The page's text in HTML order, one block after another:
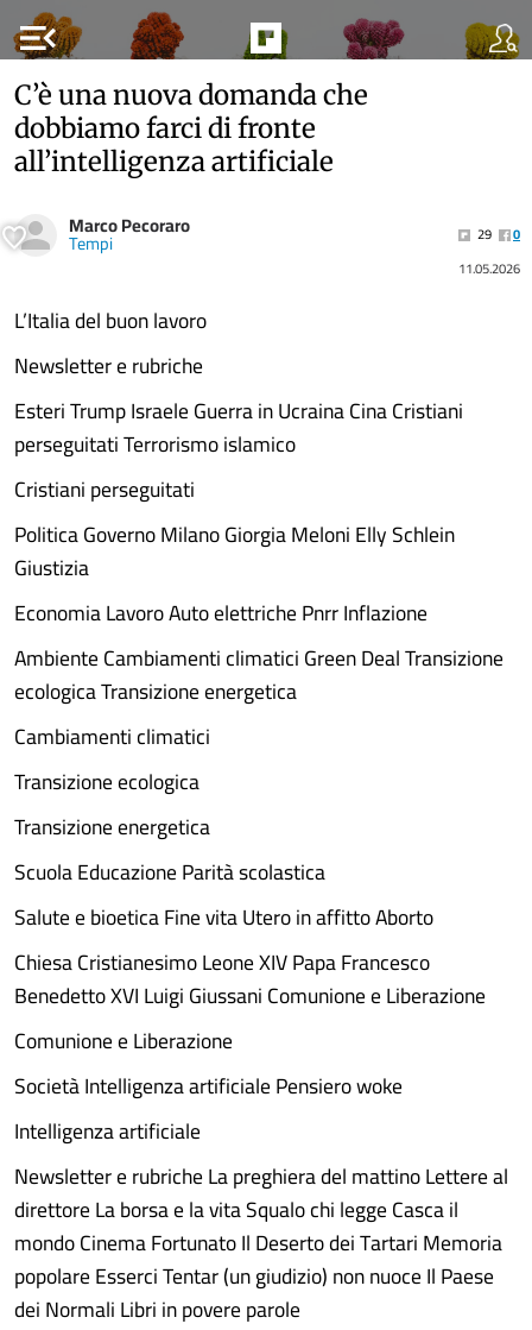
menu_open
C’è una nuova domanda che
dobbiamo farci di fronte
all’intelligenza artificiale
Marco Pecoraro
Tempi 29
0
11.05.2026
L’Italia del buon lavoro
Newsletter e rubriche
Esteri Trump Israele Guerra in Ucraina Cina Cristiani
perseguitati Terrorismo islamico
Cristiani perseguitati
Politica Governo Milano Giorgia Meloni Elly Schlein
Giustizia
Economia Lavoro Auto elettriche Pnrr Inflazione
Ambiente Cambiamenti climatici Green Deal Transizione
ecologica Transizione energetica
Cambiamenti climatici
Transizione ecologica
Transizione energetica
Scuola Educazione Parità scolastica
Salute e bioetica Fine vita Utero in affitto Aborto
Chiesa Cristianesimo Leone XIV Papa Francesco
Benedetto XVI Luigi Giussani Comunione e Liberazione
Comunione e Liberazione
Società Intelligenza artificiale Pensiero woke
Intelligenza artificiale
Newsletter e rubriche La preghiera del mattino Lettere al
direttore La borsa e la vita Squalo chi legge Casca il
mondo Cinema Fortunato Il Deserto dei Tartari Memoria
popolare Esserci Tentar (un giudizio) non nuoce Il Paese
dei Normali Libri in povere parole